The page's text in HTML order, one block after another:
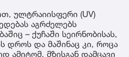
ულტრაიისფერი (UV)
აგრძელებს
– ქუჩაში სეირნობისას,
დროს და მაშინაც კი, როცა
ამიტომ, მზისგან დამცავი